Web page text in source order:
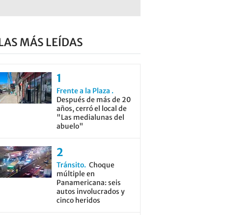
MÁS LEÍDAS
Frente a la Plaza
Después de más de 20
años, cerró el local de
"Las medialunas del
abuelo"
Tránsito Choque
múltiple en
Panamericana: seis
autos involucrados y
cinco heridos